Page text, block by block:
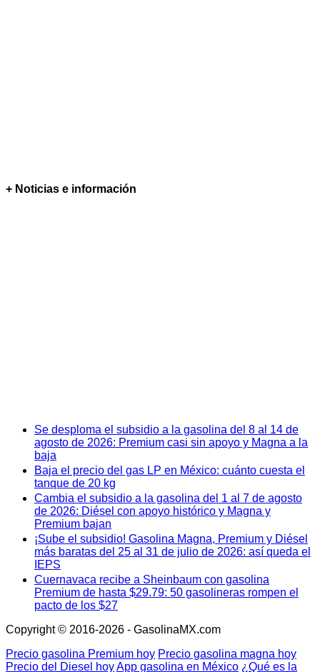
+ Noticias e información
Se desploma el subsidio a la gasolina del 8 al 14 de
agosto de 2026: Premium casi sin apoyo y Magna a la
baja
Baja el precio del gas LP en México: cuánto cuesta el
tanque de 20 kg
Cambia el subsidio a la gasolina del 1 al 7 de agosto
de 2026: Diésel con apoyo histórico y Magna y
Premium bajan
¡Sube el subsidio! Gasolina Magna, Premium y Diésel
más baratas del 25 al 31 de julio de 2026: así queda el
IEPS
Cuernavaca recibe a Sheinbaum con gasolina
Premium de hasta $29.79: 50 gasolineras rompen el
pacto de los $27
Copyright © 2016-2026 - GasolinaMX.com
Precio gasolina Premium hoy Precio gasolina magna hoy
Precio del Diesel hoyApp gasolina en México ¿Qué es la